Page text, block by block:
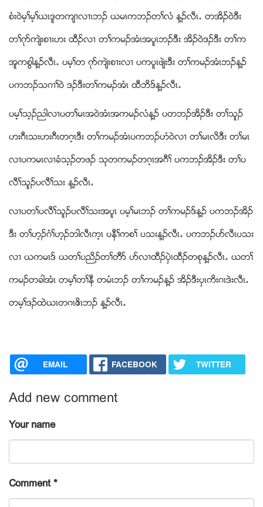
စံး၀ဲမ့ႈမ့ႈဎၚဒူတက်႕လ႕ၚဘဥ ဎမၚကဘဥတႈလံ န႔ဥလီၚ’ တအိဥ၀ဲဒီး
တႈဂုဏက်ဲးစ႕းဟး ထီဥလ႕ တႈကမဥအံၚအပူၚဘဥဒီး အိဥ၀ဲဒဥဒီး တႈက
အူကစြါန႔ဥလီၚ’ ပမ့ႈတ ဂုဏက်ဲးစ႕းလ႕ ပကပူၚဖ်ဲးဒီး တႈကမဥအံၚဘဥန႔ဥ
ပကဘဥသဂ႕ႈ၀ဲ ဒဥဒီးတႈကမဥအံၚ ထီဘိဒ္န႔ဥလီၚ’
ပမ့ႈသ့ဥညါလ႕ပတႈမၚအ၀ဲအံၚအကမဥလံန႔ဥ ပတဘဥအိဥဒီး တႈသူဥ
ဟးဂီၚသးဟးဂီၚတဂ့ၚဒီး တႈကမဥအံၚပကဘဥဟံ၀ဲလ႕ တႈမၚလိဒီး တႈမၚ
လ႕ပကမၚလ႕ခံသ့ဥတဖဥ သုတကမဥတဂ့ၚအဂီႈ ပကဘဥအိဥဒီး တႈပ
လီႈသူဥပလီႈသး န႔ဥလီၚ’
လ႕ပတႈပလီႈသူဥပလီႈသးအပူၚ ပမ့ႈမၚဘဥ တႈကမဥဒ္န႔ဥ ပကဘဥအိဥ
ဒီး တႈဟ့ဥဂံႈဟ့ဥဘါလီၚက့ၚ ပနီႈကစႈ ပသးန႔ဥလီၚ’ ပကဘဥပဏလီၚပသး
လ႕ ဎကမၚဒ္ ဎတႈပညိဥတႈတီဏ ပဏလ႕ထီဥပွဲၚထီဥတစုန႔ဥလီၚ’ ဎတႈ
ကမဥတခါအံၚ တမ့ႈတႈနီ တမံၚဘဥ တႈကမဥန႔ဥ အိဥဒီးပွၚကိးဂၚဒဲးလီၚ’
တမ့ႈဒဥထဲဎၚတဂၚဧိၚဘဥ န႔ဥလီၚ’
EMAIL FACEBOOK TWITTER
Add new comment
Your name
Comment*